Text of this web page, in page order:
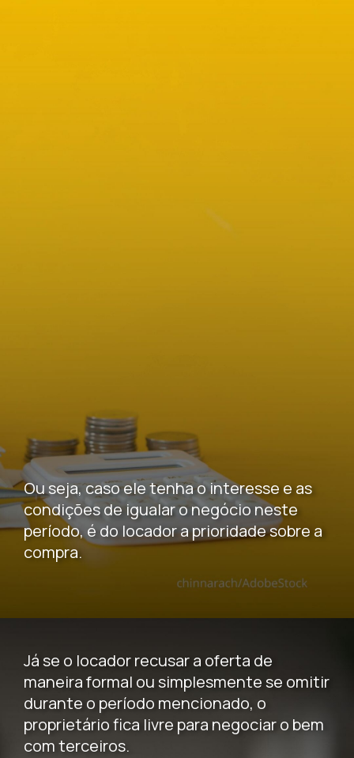
Ou seja, caso ele tenha o interesse e as
condições de igualar o negócio neste
período, é do locador a prioridade sobre a
compra.
Já se o locador recusar a oferta de
maneira formal ou simplesmente se omitir
durante o período mencionado, o
proprietário fica livre para negociar o bem
com terceiros.